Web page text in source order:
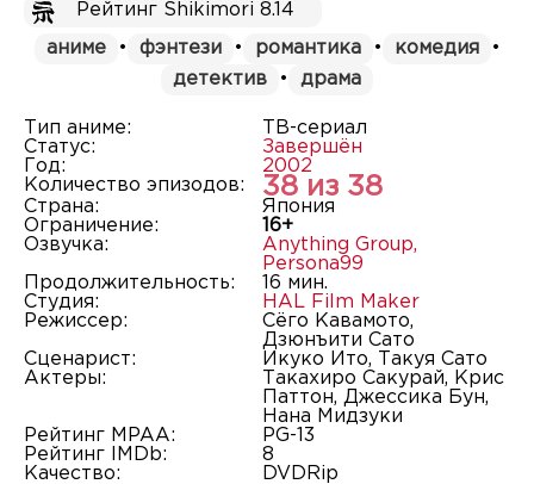
Рейтинг Shikimori 8.14
аниме • фэнтези • романтика • комедия
•
детектив
• драма
Тип аниме:
ТВ-сериал
Статус:
Завершён
Год:
2002
Количество эпизодов:
38 из 38
Страна:
Япония
Ограничение:
16+
Озвучка:
Anything Group,
Persona99
Продолжительность:
16 мин.
Студия:
HAL Film Maker
Режиссер:
Сёго Кавамото,
Дзюнъити Сато
Сценарист:
Икуко Ито, Такуя Сато
Актеры:
Такахиро Сакурай, Крис
Паттон, Джессика Бун,
Нана Мидзуки
Рейтинг MPAA:
PG-13
Рейтинг IMDb:
8
Качество:
DVDRip